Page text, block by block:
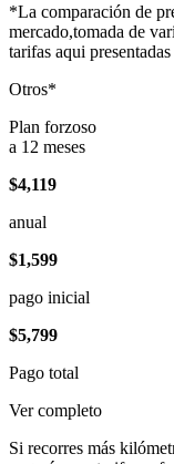
*La comparación de
mercado,tomada de
tarifas aqui
Otros*
Plan forzoso
a 12 meses
$4,119
anual
$1,599
pago inicial
$5,799
Pago total
Ver completo
Si recorres más